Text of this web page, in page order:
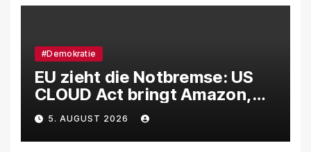
#Demokratie
EU zieht die Notbremse: US
CLOUD Act bringt Amazon,
Google und Microsoft massiv
unter Druck
5. AUGUST 2026